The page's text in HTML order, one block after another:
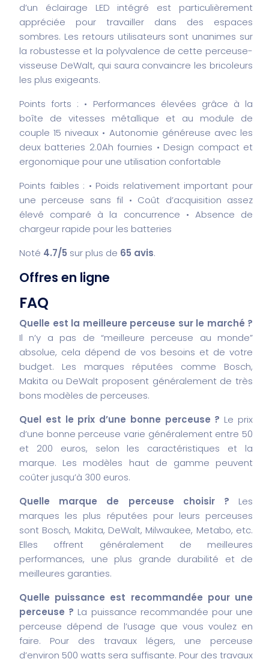
d’un éclairage LED intégré est particulièrement
appréciée pour travailler dans des espaces
sombres. Les retours utilisateurs sont unanimes sur
la robustesse et la polyvalence de cette perceuse-
visseuse DeWalt, qui saura convaincre les bricoleurs
les plus exigeants.
Points forts : • Performances élevées grâce à la
boîte de vitesses métallique et au module de
couple 15 niveaux • Autonomie généreuse avec les
deux batteries 2.0Ah fournies • Design compact et
ergonomique pour une utilisation confortable
Points faibles : • Poids relativement important pour
une perceuse sans fil • Coût d’acquisition assez
élevé comparé à la concurrence • Absence de
chargeur rapide pour les batteries
Noté 4.7/5 sur plus de 65 avis.
Offres en ligne
FAQ
Quelle est la meilleure perceuse sur le marché ?
Il n’y a pas de “meilleure perceuse au monde”
absolue, cela dépend de vos besoins et de votre
budget. Les marques réputées comme Bosch,
Makita ou DeWalt proposent généralement de très
bons modèles de perceuses.
Quel est le prix d’une bonne perceuse ? Le prix
d’une bonne perceuse varie généralement entre 50
et 200 euros, selon les caractéristiques et la
marque. Les modèles haut de gamme peuvent
coûter jusqu’à 300 euros.
Quelle marque de perceuse choisir ? Les
marques les plus réputées pour leurs perceuses
sont Bosch, Makita, DeWalt, Milwaukee, Metabo, etc.
Elles offrent généralement de meilleures
performances, une plus grande durabilité et de
meilleures garanties.
Quelle puissance est recommandée pour une
perceuse ? La puissance recommandée pour une
perceuse dépend de l’usage que vous voulez en
faire. Pour des travaux légers, une perceuse
d’environ 500 watts sera suffisante. Pour des travaux